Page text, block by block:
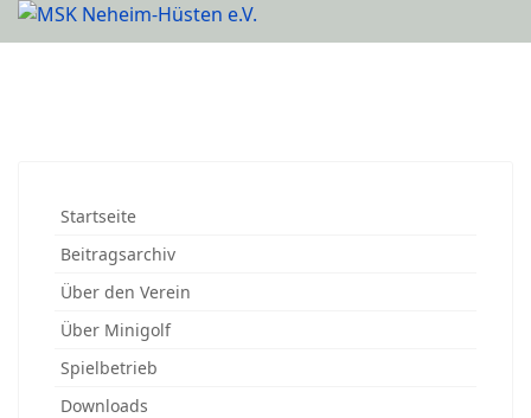
Startseite
Beitragsarchiv
Über den Verein
Über Minigolf
Spielbetrieb
Downloads